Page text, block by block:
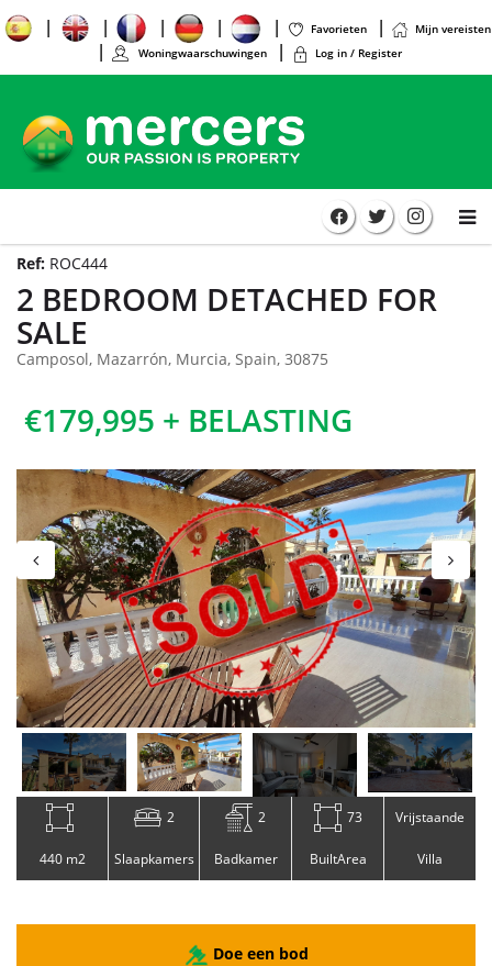
Favorieten
Mijn vereisten
Woningwaarschuwingen
Log in / Register
Ref: ROC444
2 BEDROOM DETACHED FOR
SALE
Camposol, Mazarrón, Murcia, Spain, 30875
€179,995 + BELASTING
440 m2
2
Slaapkamers
2
Badkamer
73
BuiltArea
Vrijstaande
Villa
Doe een bod